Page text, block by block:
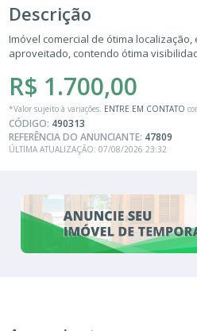
Descrição
Imóvel comercial de ótima localização,
aproveitado, contendo ótima
R$ 1.700,00
*Valor sujeito à variações. ENTRE EM CONTATO
CÓDIGO: 490313
REFERÊNCIA DO ANUNCIANTE: 47809
ÚLTIMA ATUALIZAÇÃO: 07/08/2026 23:32